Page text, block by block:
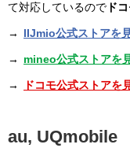
て対応しているので ド
→ IIJmio公式ストアを
→ mineo公式ストアを
→ ドコモ公式ストアを
au, UQmobile